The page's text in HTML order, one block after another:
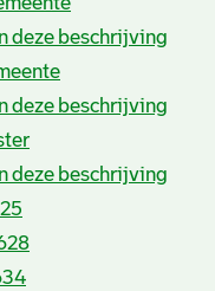
deze beschrijving
deze beschrijving
deze beschrijving